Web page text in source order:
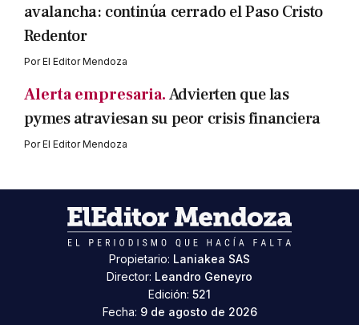
avalancha: continúa cerrado el Paso Cristo
Redentor
PorEl Editor Mendoza
Alerta empresaria.Advierten que las
pymes atraviesan su peor crisis financiera
PorEl Editor Mendoza
Propietario: Laniakea SAS
Director: Leandro Geneyro
Edición: 521
Fecha: 9 de agosto de 2026